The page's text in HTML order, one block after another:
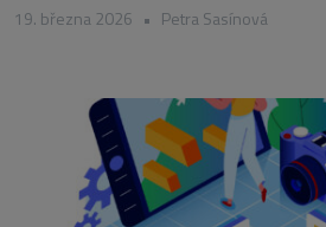
19. března 2026 • Petra Sasínová